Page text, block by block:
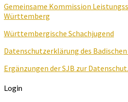
Gemeinsame Kommission
Württemberg
Württembergische Schachjugend
Datenschutzerklärung des Badischen
Ergänzungen der SJB zur
Login